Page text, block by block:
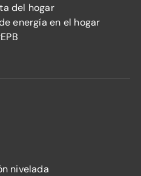
del hogar
energía en el hogar
nivelada